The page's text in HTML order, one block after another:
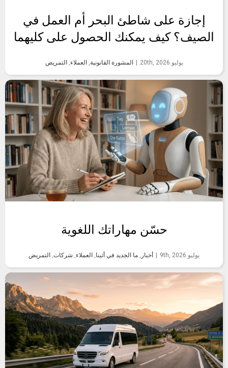
إجازة على شاطئ البحر أم العمل في
الصيف؟ كيف يمكنك الحصول على كليهما
يوليو 20th, 2026 المشورة القانونية, العملاء, التمريض
حسّن مهاراتك اللغوية
يوليو 9th, 2026 أخبار , ما الجديد في أثينا, العملاء, شركات, التمريض